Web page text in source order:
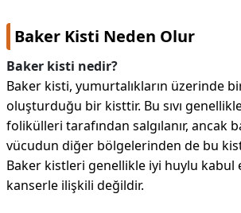
Baker Kisti Neden Olur
Baker kisti nedir?
Baker kisti, yumurtalıkların üzerinde
oluşturduğu bir kisttir. Bu sıvı
folikülleri tarafından salgılanır, ancak
vücudun diğer bölgelerinden de bu
Baker kistleri genellikle iyi huylu kabul
kanserle ilişkili değildir.